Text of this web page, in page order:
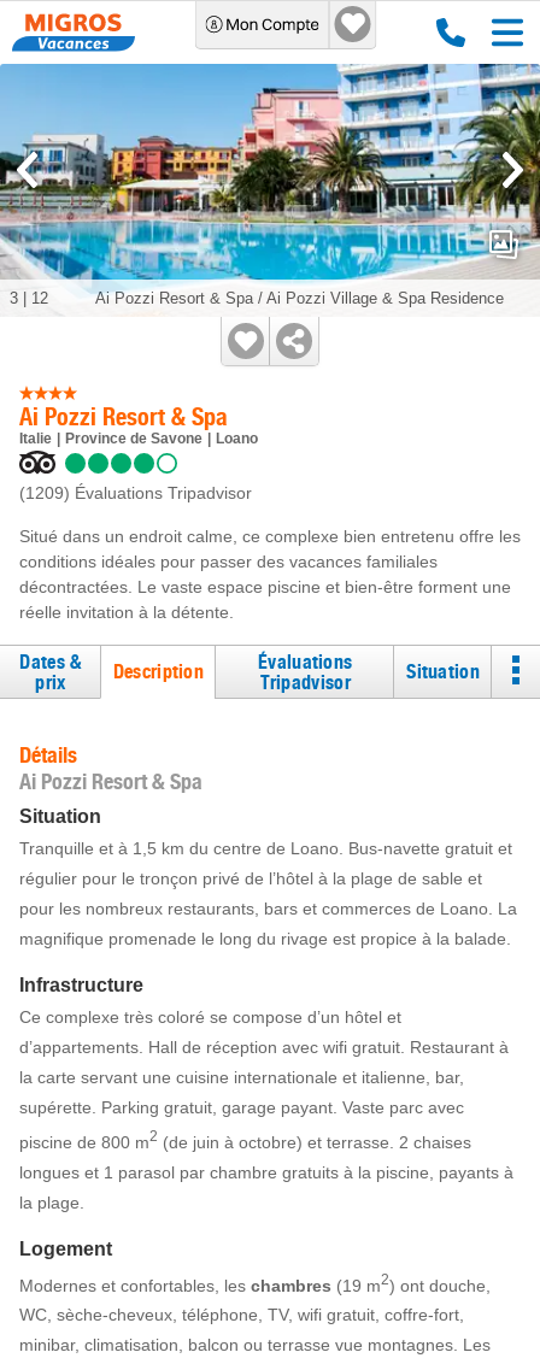
Ai Pozzi Resort & Spa
Italie Province de Savone Loano
(1209) Évaluations Tripadvisor
Situé dans un endroit calme, ce complexe bien entretenu offre les
conditions idéales pour passer des vacances familiales
décontractées. Le vaste espace piscine et bien-être forment une
réelle invitation à la détente.
Ai Pozzi Resort & Spa / Ai Pozzi Village & Spa Residence
3 12
Dates &
prix
Description
Évaluations
Tripadvisor
Situation
Détails
Ai Pozzi Resort & Spa
Situation
Tranquille et à 1,5 km du centre de Loano. Bus-navette gratuit et
régulier pour le tronçon privé de l’hôtel à la plage de sable et
pour les nombreux restaurants, bars et commerces de Loano. La
magnifique promenade le long du rivage est propice à la balade.
Infrastructure
Ce complexe très coloré se compose d’un hôtel et
d’appartements. Hall de réception avec wifi gratuit. Restaurant à
la carte servant une cuisine internationale et italienne, bar,
supérette. Parking gratuit, garage payant. Vaste parc avec
piscine de 800 m2 (de juin à octobre) et terrasse. 2 chaises
longues et 1 parasol par chambre gratuits à la piscine, payants à
la plage.
Logement
Modernes et confortables, les chambres (19 m2) ont douche,
WC, sèche-cheveux, téléphone, TV, wifi gratuit, coffre-fort,
minibar, climatisation, balcon ou terrasse vue montagnes. Les